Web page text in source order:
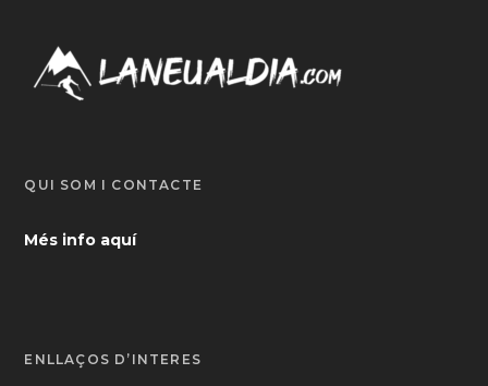
QUI SOM I CONTACTE
Més info aquí
ENLLAÇOS D’INTERÈS